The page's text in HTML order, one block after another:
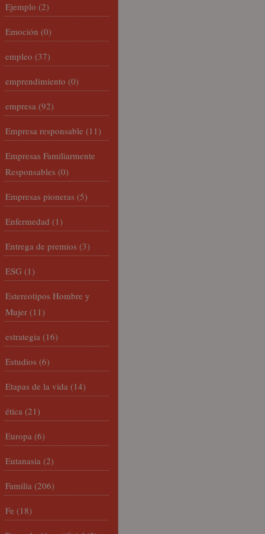
Ejemplo (2)
Emoción (0)
empleo (37)
emprendimiento (0)
empresa (92)
Empresa responsable (11)
Empresas Familiarmente
Responsables (0)
Empresas pioneras (5)
Enfermedad (1)
Entrega de premios (3)
ESG (1)
Estereotipos Hombre y
Mujer (11)
estrategia (16)
Estudios (6)
Etapas de la vida (14)
ética (21)
Europa (6)
Eutanasia (2)
Familia (206)
Fe (18)